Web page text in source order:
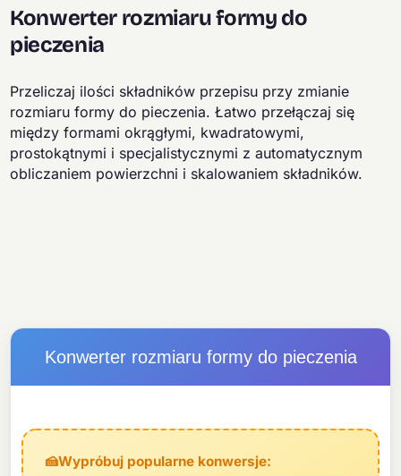
Konwerter rozmiaru formy do
pieczenia
Przeliczaj ilości składników przepisu przy zmianie
rozmiaru formy do pieczenia. Łatwo przełączaj się
między formami okrągłymi, kwadratowymi,
prostokątnymi i specjalistycznymi z automatycznym
obliczaniem powierzchni i skalowaniem składników.
Konwerter rozmiaru formy do pieczenia
🍰Wypróbuj popularne konwersje: